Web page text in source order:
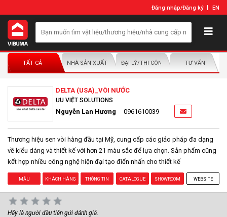
Đăng nhập/Đăng ký EN
TẤT CẢ NHÀ SẢN XUẤT/NHÀ PHÂN PHỐIĐẠI LÝ/THI CÔNG LẮP ĐẶTTƯ VẤN
DELTA (USA)_VÒI NƯỚC
ƯU VIỆT SOLUTIONS
Nguyễn Lan Hương 0961610039
Thương hiệu sen vòi hàng đầu tại Mỹ, cung cấp các giảo pháp đa dạng
về kiểu dáng và thiết kế với hơn 21 màu sắc để lựa chọn. Sản phẩm cũng
kết hợp nhiều công nghệ hiện đại tạo điển nhấn cho thiết kế
MẪU KHÁCH HÀNG THÔNG TIN CATALOGUE SHOWROOM WEBSITE
Hãy là người đầu tiên gửi đánh giá.